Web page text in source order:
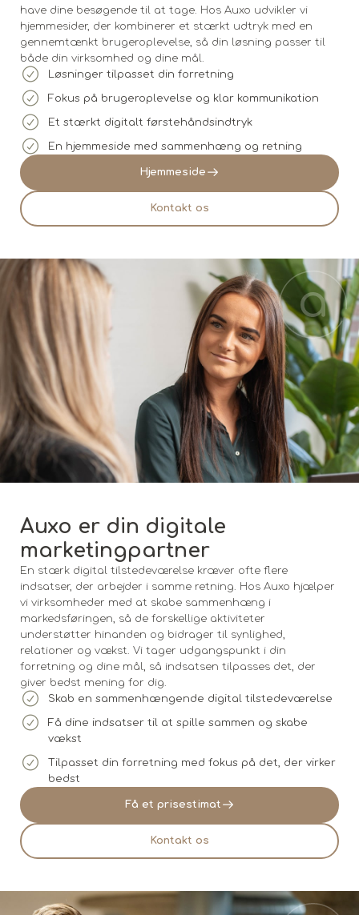
have dine besøgende til at tage. Hos Auxo udvikler vi
hjemmesider, der kombinerer et stærkt udtryk med en
gennemtænkt brugeroplevelse, så din løsning passer til
både din virksomhed og dine mål.
Løsninger tilpasset din forretning
Fokus på brugeroplevelse og klar kommunikation
Et stærkt digitalt førstehåndsindtryk
En hjemmeside med sammenhæng og retning
Hjemmeside
Kontakt os
Auxo er din digitale
marketingpartner
En stærk digital tilstedeværelse kræver ofte flere
indsatser, der arbejder i samme retning. Hos Auxo hjælper
vi virksomheder med at skabe sammenhæng i
markedsføringen, så de forskellige aktiviteter
understøtter hinanden og bidrager til synlighed,
relationer og vækst. Vi tager udgangspunkt i din
forretning og dine mål, så indsatsen tilpasses det, der
giver bedst mening for dig.
Skab en sammenhængende digital tilstedeværelse
Få dine indsatser til at spille sammen og skabe
vækst
Tilpasset din forretning med fokus på det, der virker
bedst
Få et prisestimat
Kontakt os